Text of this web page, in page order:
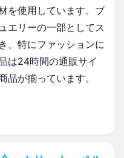
を使用しています。ブ
エリーの一部としてス
、特にファッションに
は24時間の通販サイ
品が揃っています。